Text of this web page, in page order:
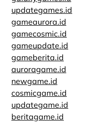
updategames.id
gameaurora.id
gamecosmic.id
gameupdate.id
gameberita.id
auroragame.id
newgame.id
cosmicgame.id
updategame.id
beritagame.id